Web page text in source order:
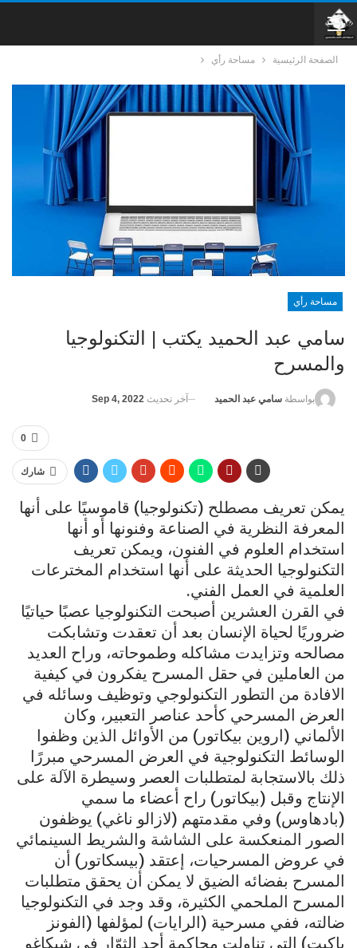
الصفحة الرئيسية مساحة رأي
مساحة رأي
سامي عبد الحميد يكتب | التكنولوجيا
والمسرح
بواسطة سامي عبد الحميد آخر تحديث Sep 4, 2022
0
شارك
يمكن تعريف مصطلح (تكنولوجيا) قاموسيًا على أنها
المعرفة النظرية في الصناعة وفنونها أو أنها
استخدام العلوم في الفنون، ويمكن تعريف
التكنولوجيا الحديثة على أنها استخدام المخترعات
العلمية في العمل الفني.
في القرن العشرين أصبحت التكنولوجيا عصبًا حياتيًا
ضروريًا لحياة الإنسان بعد أن تعقدت وتشابكت
مصالحه وتزايدت مشاكله وطموحاته، وراح العديد
من العاملين في حقل المسرح يفكرون في كيفية
الافادة من التطور التكنولوجي وتوظيف وسائله في
العرض المسرحي كأحد عناصر التعبير، وكان
الألماني (اروين بيكاتور) من الأوائل الذين وظفوا
الوسائط التكنولوجية في العرض المسرحي مبررًا
ذلك بالاستجابة لمتطلبات العصر وسيطرة الآلة على
الإنتاج وقبل (بيكاتور) راح أعضاء ما سمي
(بادهاوس) وفي مقدمتهم (لازالو ناغي) يوظفون
الصور المنعكسة على الشاشة والشريط السينمائي
في عروض المسرحيات، إعتقد (بيسكاتور) أن
المسرح بفضائه الضيق لا يمكن أن يحقق متطلبات
المسرح الملحمي الكثيرة، وقد وجد في التكنولوجيا
ضالته، ففي مسرحية (الرايات) لمؤلفها (الفونز
باكيت) التي تناولت محاكمة أحد الثوّار في شيكاغو